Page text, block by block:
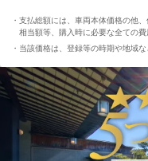
支払総額には、車両本体価格の他
相当額等、購入時に必要な全ての費
当該価格は、登録等の時期や地域